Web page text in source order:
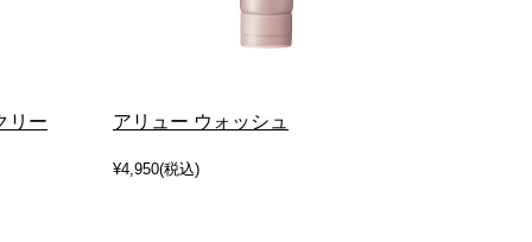
リー
アリュー ウォッシュ
¥4,950(税込)